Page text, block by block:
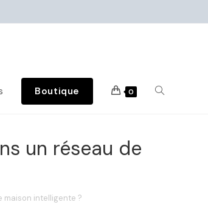
Boutique 0
un réseau de
maison intelligente ?